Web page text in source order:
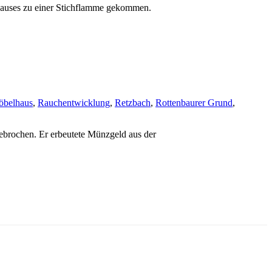
zu einer Stichflamme gekommen.
, Rauchentwicklung, Retzbach, Rottenbaurer Grund,
Er erbeutete Münzgeld aus der